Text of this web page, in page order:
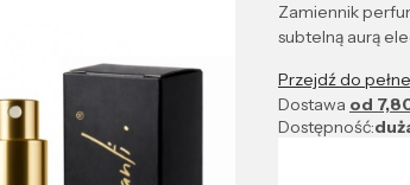
Zamiennik
subtelną aurą
Przejdź do
Dostawa od
Dostępność: